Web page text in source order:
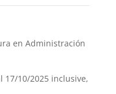
en Administración
17/10/2025 inclusive,